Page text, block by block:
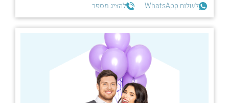
לשלוח WhatsApp
להציג מספר